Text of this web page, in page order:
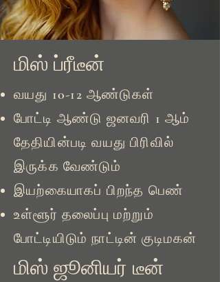
மிஸ் ப்ரீடீன்
வயது 10-12 ஆண்டுகள்
போட்டி ஆண்டு ஜனவரி 1 ஆம்
தேதியின்படி வயது பிரிவில்
இருக்க வேண்டும்
இயற்கையாகப் பிறந்த பெண்
உள்ளூர் தலைப்பு மற்றும்
போட்டியிடும் நாட்டின் குடிமகன்
மிஸ் ஜூனியர் டீன்